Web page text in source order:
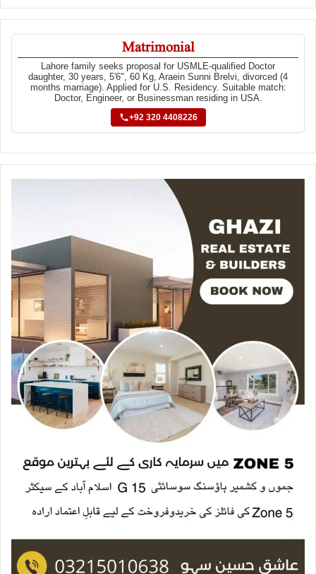
Matrimonial
Lahore family seeks proposal for USMLE-qualified Doctor
daughter, 30 years, 5'6", 60 Kg, Araein Sunni Brelvi, divorced (4
months marriage). Applied for U.S. Residency. Suitable match:
Doctor, Engineer, or Businessman residing in USA.
+92 320 4408226